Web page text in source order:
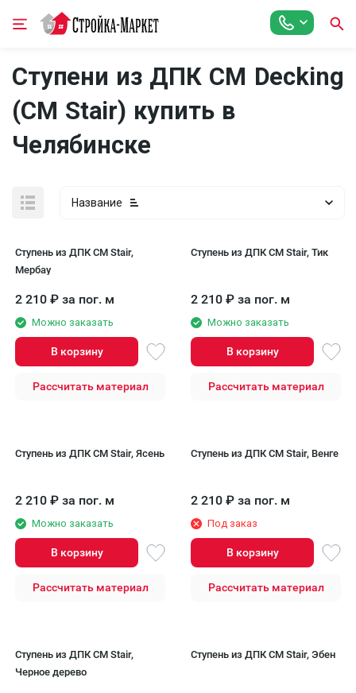
Ступени из ДПК CM Decking
(CM Stair) купить в
Челябинске
Название
Ступень из ДПК CM Stair,
Мербау
2 210 ₽ за пог. м
Можно заказать
В корзину
Рассчитать материал
Ступень из ДПК CM Stair, Тик
2 210 ₽ за пог. м
Можно заказать
В корзину
Рассчитать материал
Ступень из ДПК CM Stair, Ясень
2 210 ₽ за пог. м
Можно заказать
В корзину
Рассчитать материал
Ступень из ДПК CM Stair, Венге
2 210 ₽ за пог. м
Под заказ
В корзину
Рассчитать материал
Ступень из ДПК CM Stair,
Черное дерево
Ступень из ДПК CM Stair, Эбен